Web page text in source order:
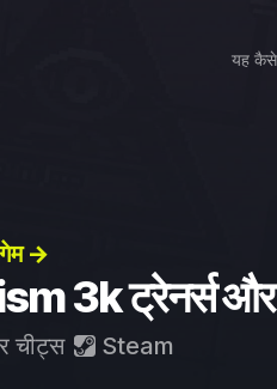
यह कैसे
→
3k ट्रेनर्स
चीट्स Steam